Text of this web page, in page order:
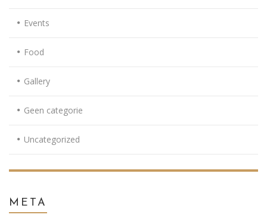
Events
Food
Gallery
Geen categorie
Uncategorized
META